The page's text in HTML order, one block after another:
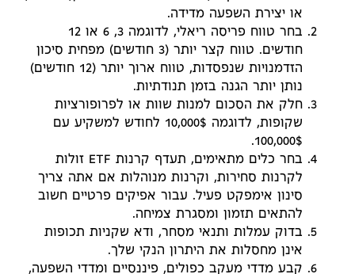
או יצירת השפעה מדידה.
בחר טווח פריסה ריאלי, לדוגמה 3, 6 או 12
חודשים. טווח קצר יותר (3 חודשים) מפחית סיכון
הזדמנויות שנפסדות, טווח ארוך יותר (12 חודשים)
נותן יותר הגנה בזמן תנודתיות.
חלק את הסכום למנות שוות או לפרופורציות
שקופות, לדוגמה 10,000$ לחודש למשקיע עם
100,000$.
בחר כלים מתאימים, תעדף קרנות ETF זולות
לקרנות סחירות, וקרנות מנוהלות אם אתה צריך
סינון אימפקט פעיל. עבור אפיקים פרטיים חשוב
להתאים תזמון ומסגרת צמיחה.
בדוק עמלות ותנאי מסחר, ודא שקניות תכופות
אינן מחסלות את היתרון הנקי שלך.
קבע מדדי מעקב כפולים, פיננסיים ומדדי השפעה,